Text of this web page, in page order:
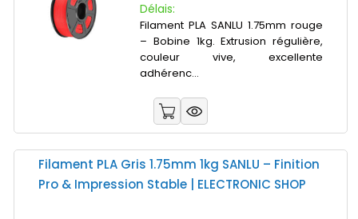
Délais:
Filament PLA SANLU 1.75mm rouge
– Bobine 1kg. Extrusion régulière,
couleur vive, excellente
adhérenc...
Filament PLA Gris 1.75mm 1kg SANLU – Finition
Pro & Impression Stable | ELECTRONIC SHOP